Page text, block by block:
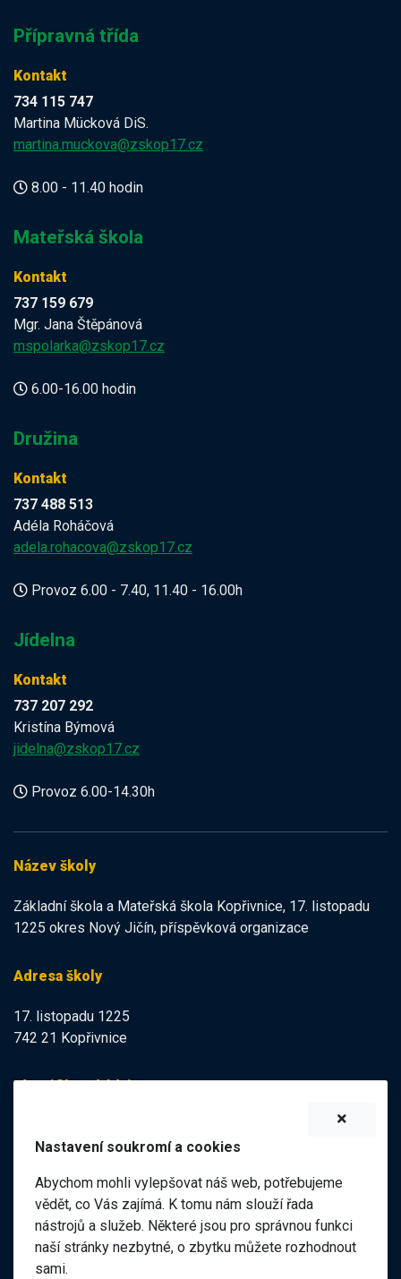
Přípravná třída
Kontakt
734 115 747
Martina Mücková DiS.
martina.muckova@zskop17.cz
8.00 - 11.40 hodin
Mateřská škola
Kontakt
737 159 679
Mgr. Jana Štěpánová
mspolarka@zskop17.cz
6.00-16.00 hodin
Družina
Kontakt
737 488 513
Adéla Roháčová
adela.rohacova@zskop17.cz
Provoz 6.00 - 7.40, 11.40 - 16.00h
Jídelna
Kontakt
737 207 292
Kristína Býmová
jidelna@zskop17.cz
Provoz 6.00-14.30h
Název školy
Základní škola a Mateřská škola Kopřivnice, 17. listopadu
1225 okres Nový Jičín, příspěvková organizace
Adresa školy
17. listopadu 1225
742 21 Kopřivnice
Identifikační údaje
IČO:47998121
Elektronická podatelna
ID datové schránky:
98pgf7m
Nastavení soukromí a cookies
Abychom mohli vylepšovat náš web, potřebujeme
vědět, co Vás zajímá. K tomu nám slouží řada
nástrojů a služeb. Některé jsou pro správnou funkci
naší stránky nezbytné, o zbytku můžete rozhodnout
sami.